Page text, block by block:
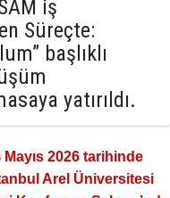
iş
Süreçte:
başlıklı
yatırıldı.
Mayıs 2026 tarihinde
Arel Üniversitesi